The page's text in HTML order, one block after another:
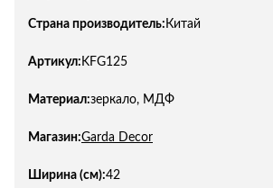
Страна производитель: Китай
Артикул: KFG125
Материал:зеркало, МДФ
Магазин:Garda Decor
Ширина (см):42